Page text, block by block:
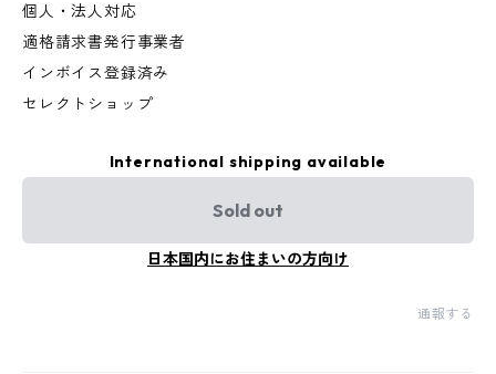
個人・法人対応
適格請求書発行事業者
インボイス登録済み
セレクトショップ
International shipping available
Sold out
日本国内にお住まいの方向け
通報する